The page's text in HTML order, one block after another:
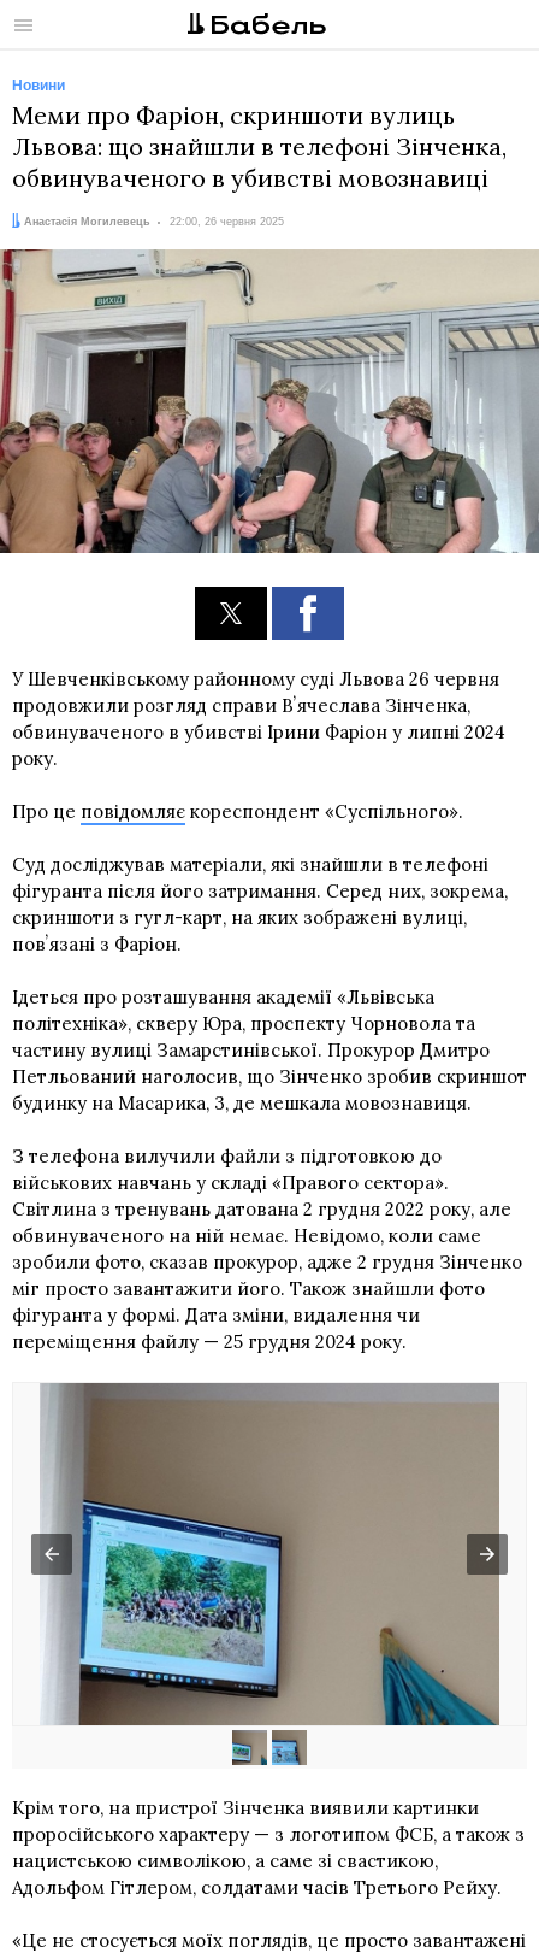
Меню
Новини
Меми про Фаріон, скриншоти вулиць
Львова: що знайшли в телефоні Зінченка,
обвинуваченого в убивстві мовознавиці
Автор:
Анастасія Могилевець
Дата: 22:00, 26 червня 2025
У Шевченківському районному суді Львова 26 червня
продовжили розгляд справи Вʼячеслава Зінченка,
обвинуваченого в убивстві Ірини Фаріон у липні 2024
року.
Про це повідомляє кореспондент «Суспільного».
Суд досліджував матеріали, які знайшли в телефоні
фігуранта після його затримання. Серед них, зокрема,
скриншоти з гугл-карт, на яких зображені вулиці,
повʼязані з Фаріон.
Ідеться про розташування академії «Львівська
політехніка», скверу Юра, проспекту Чорновола та
частину вулиці Замарстинівської. Прокурор Дмитро
Петльований наголосив, що Зінченко зробив скриншот
будинку на Масарика, 3, де мешкала мовознавиця.
З телефона вилучили файли з підготовкою до
військових навчань у складі «Правого сектора».
Світлина з тренувань датована 2 грудня 2022 року, але
обвинуваченого на ній немає. Невідомо, коли саме
зробили фото, сказав прокурор, адже 2 грудня Зінченко
міг просто завантажити його. Також знайшли фото
фігуранта у формі. Дата зміни, видалення чи
переміщення файлу — 25 грудня 2024 року.
Крім того, на пристрої Зінченка виявили картинки
проросійського характеру — з логотипом ФСБ, а також з
нацистською символікою, а саме зі свастикою,
Адольфом Гітлером, солдатами часів Третього Рейху.
«Це не стосується моїх поглядів, це просто завантажені